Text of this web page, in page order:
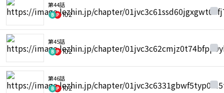
第44話
102
第45話
102
第46話
102